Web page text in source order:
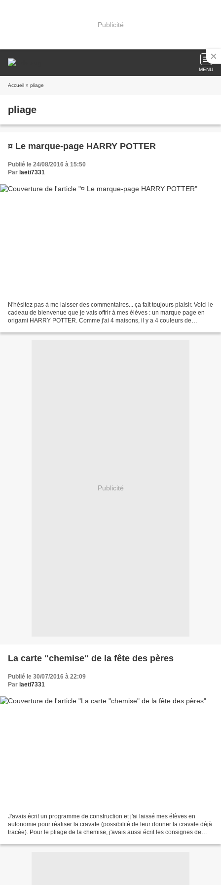
Publicité
MENU
Accueil » pliage
pliage
¤ Le marque-page HARRY POTTER
Publié le 24/08/2016 à 15:50
Par laeti7331
N'hésitez pas à me laisser des commentaires... ça fait toujours plaisir. Voici le
cadeau de bienvenue que je vais offrir à mes élèves : un marque page en
origami HARRY POTTER. Comme j'ai 4 maisons, il y a 4 couleurs de
Publicité
La carte "chemise" de la fête des pères
Publié le 30/07/2016 à 22:09
Par laeti7331
J'avais écrit un programme de construction et j'ai laissé mes élèves en
autonomie pour réaliser la cravate (possibilité de leur donner la cravate déjà
tracée). Pour le pliage de la chemise, j'avais aussi écrit les consignes de